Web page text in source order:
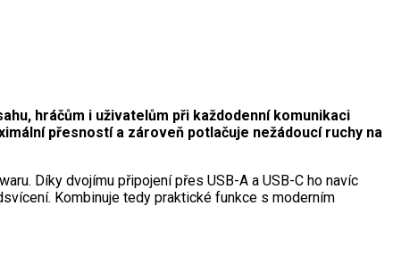
hráčům i uživatelům při každodenní komunikaci
přesností a zároveň potlačuje nežádoucí ruchy na
Díky dvojímu připojení přes USB-A a USB-C ho navíc
Kombinuje tedy praktické funkce s moderním